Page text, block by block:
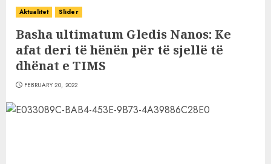
Aktualitet Slider
Basha ultimatum Gledis Nanos: Ke
afat deri të hënën për të sjellë të
dhënat e TIMS
FEBRUARY 20, 2022